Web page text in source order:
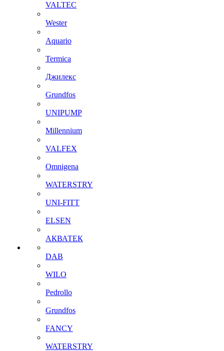
VALTEC
Wester
Aquario
Termica
Джилекс
Grundfos
UNIPUMP
Millennium
VALFEX
Omnigena
WATERSTRY
UNI-FITT
ELSEN
АКВАТЕК
DAB
WILO
Pedrollo
Grundfos
FANCY
WATERSTRY